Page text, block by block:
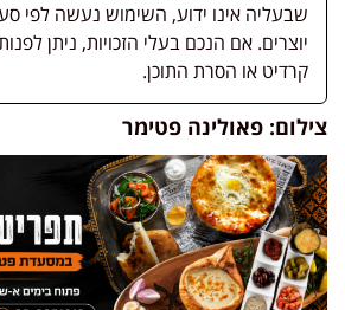
יוצרים. אם הנכם בעלי הזכויות, ניתן
קרדיט או הסרת התוכן.
צילום: פאולינה פטימר